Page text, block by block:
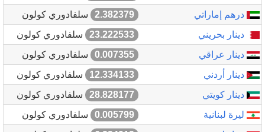
درهم إماراتي
2.382379
سلفادوري كولون
دينار بحريني
23.222533
سلفادوري كولون
دينار عراقي
0.007355
سلفادوري كولون
دينار أردني
12.334133
سلفادوري كولون
دينار كويتي
28.828177
سلفادوري كولون
ليرة لبنانية
0.005799
سلفادوري كولون